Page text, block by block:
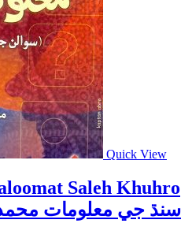
Quick View
Saleh Khuhro
سنڌ جي معلومات